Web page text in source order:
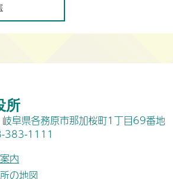
所
県各務原市那加桜町1丁目69番地
383-1111
内
の地図